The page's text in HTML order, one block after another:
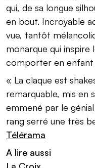
qui, de sa longue
en bout. Incroyable
vue, tantôt
monarque qui inspire
comporter en enfant
« La claque est
remarquable, mis en
emmené par le
rang serré une très
Télérama
A lire aussi